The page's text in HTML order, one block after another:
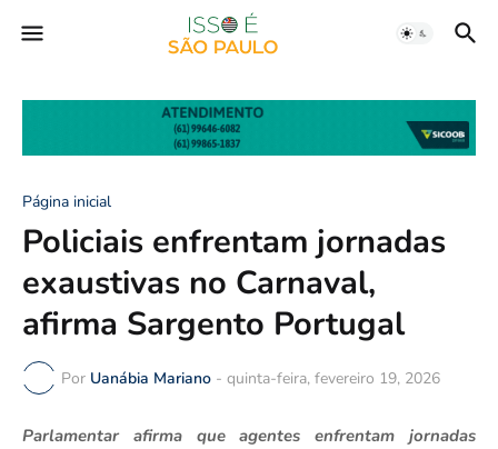
Página inicial
Policiais enfrentam jornadas
exaustivas no Carnaval,
afirma Sargento Portugal
Por Uanábia Mariano - quinta-feira, fevereiro 19, 2026
Parlamentar afirma que agentes enfrentam jornadas